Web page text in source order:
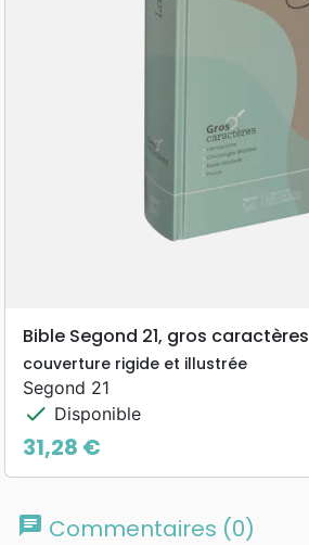
Bible Segond 21, gros caractères
couverture rigide et illustrée
Segond 21
check Disponible
Prix
31,28 €
chat Commentaires (0)